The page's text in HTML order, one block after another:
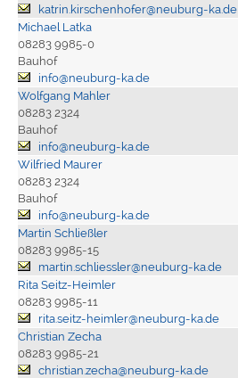
katrin.kirschenhofer@neuburg-ka.de
Michael Latka
08283 9985-0
Bauhof
info@neuburg-ka.de
Wolfgang Mahler
08283 2324
Bauhof
info@neuburg-ka.de
Wilfried Maurer
08283 2324
Bauhof
info@neuburg-ka.de
Martin Schließler
08283 9985-15
martin.schliessler@neuburg-ka.de
Rita Seitz-Heimler
08283 9985-11
rita.seitz-heimler@neuburg-ka.de
Christian Zecha
08283 9985-21
christian.zecha@neuburg-ka.de